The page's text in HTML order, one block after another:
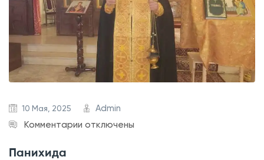
10 Мая, 2025
Admin
Комментарии котключены
Панихида